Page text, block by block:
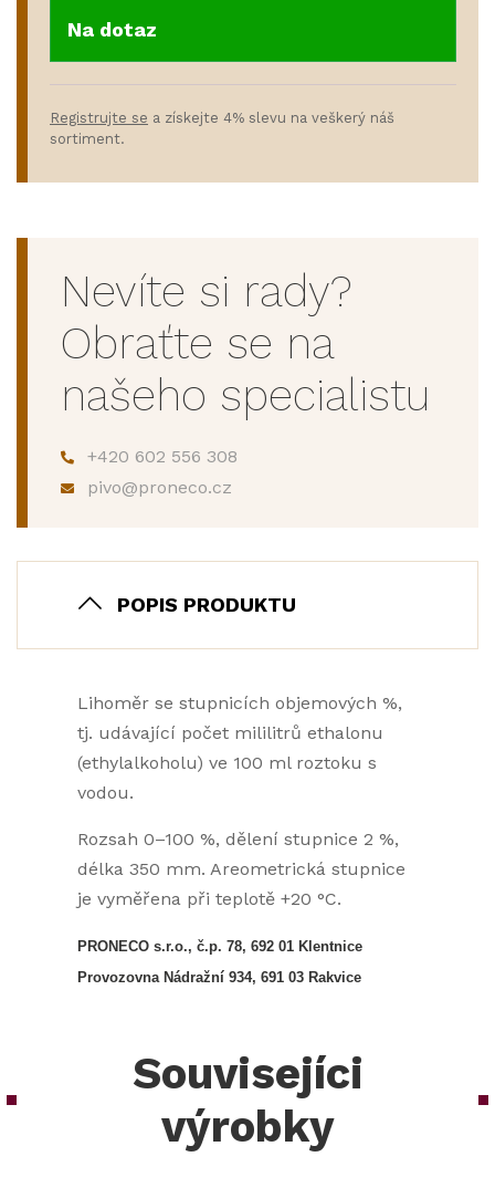
Na dotaz
Registrujte se a získejte 4% slevu na veškerý náš
sortiment.
Nevíte si rady?
Obraťte se na
našeho specialistu
+420 602 556 308
pivo@proneco.cz
POPIS PRODUKTU
Lihoměr se stupnicích objemových %,
tj. udávající počet mililitrů ethalonu
(ethylalkoholu) ve 100 ml roztoku s
vodou.
Rozsah 0–100 %, dělení stupnice 2 %,
délka 350 mm. Areometrická stupnice
je vyměřena při teplotě +20 °C.
PRONECO s.r.o., č.p. 78, 692 01 Klentnice
Provozovna Nádražní 934, 691 03 Rakvice
Souvisejíci
výrobky